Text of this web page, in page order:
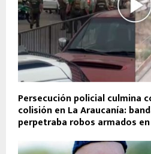
Persecución policial culmina
colisión en La Araucanía:
perpetraba robos armados